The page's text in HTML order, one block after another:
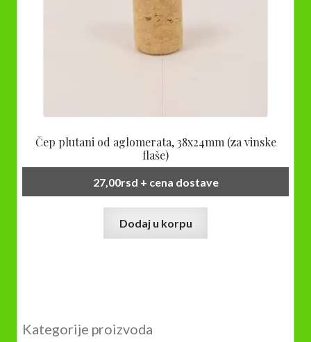
Čep plutani od aglomerata, 38x24mm (za vinske
flaše)
27,00rsd + cena dostave
Dodaj u korpu
Kategorije proizvoda